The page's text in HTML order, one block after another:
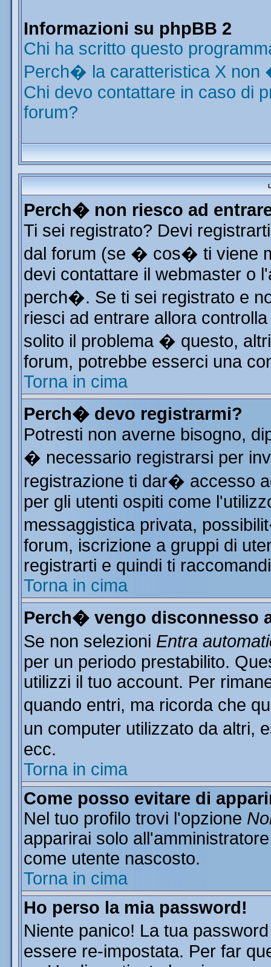
Informazioni su phpBB 2
Chi ha scritto questo
Perch� la caratteristica X non
Chi devo contattare in caso di
forum?
Perch� non riesco ad
Ti sei registrato? Devi
dal forum (se � cos� ti viene
devi contattare il webmaster o
perch�. Se ti sei registrato e
riesci ad entrare allora
solito il problema � questo,
forum, potrebbe esserci una
Torna in cima
Perch� devo registrarmi?
Potresti non averne bisogno,
� necessario registrarsi per
registrazione ti dar� accesso
per gli utenti ospiti come
messaggistica privata,
forum, iscrizione a gruppi di
registrarti e quindi ti
Torna in cima
Perch� vengo disconnesso
Se non selezioni Entra
per un periodo prestabilito.
utilizzi il tuo account. Per
quando entri, ma ricorda che
un computer utilizzato da
ecc.
Torna in cima
Come posso evitare di
Nel tuo profilo trovi l'opzione
apparirai solo
come utente nascosto.
Torna in cima
Ho perso la mia password!
Niente panico! La tua
essere re-impostata. Per far